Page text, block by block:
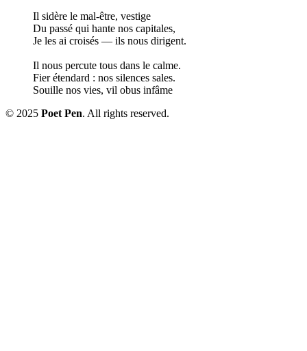
Il sidère le mal-être, vestige
Du passé qui hante nos capitales,
Je les ai croisés — ils nous dirigent.
Il nous percute tous dans le calme.
Fier étendard : nos silences sales.
Souille nos vies, vil obus infâme
© 2025 Poet Pen. All rights reserved.